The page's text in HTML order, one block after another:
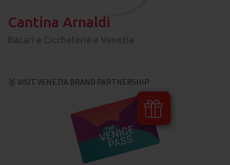
Cantina Arnaldi
🥇 VISIT VENEZIA BRAND PARTNERSHIP